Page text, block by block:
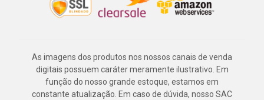
As imagens dos produtos nos nossos canais de venda
digitais possuem caráter meramente ilustrativo. Em
função do nosso grande estoque, estamos em
constante atualização. Em caso de dúvida, nosso SAC